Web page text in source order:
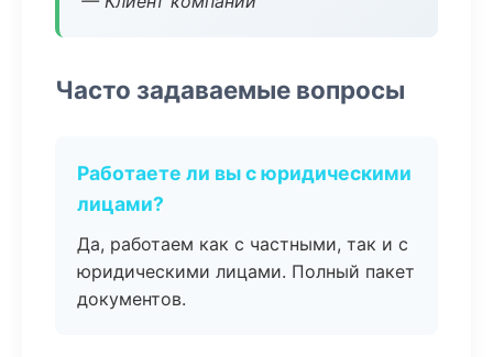
Часто задаваемые вопросы
Работаете ли вы с юридическими
лицами?
Да, работаем как с частными, так и с
юридическими лицами. Полный пакет
документов.